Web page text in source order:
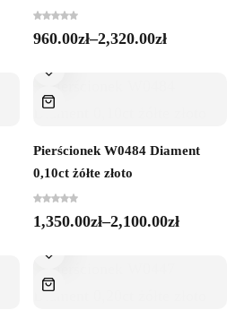
960.00zł–2,320.00zł
Pierścionek W0484 Diament
0,10ct żółte złoto
1,350.00zł–2,100.00zł